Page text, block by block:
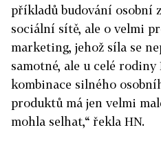
příkladů budování osobní
sociální sítě, ale o velmi
marketing, jehož síla se
samotné, ale u celé rodiny
kombinace silného
produktů má jen velmi
mohla selhat,“ řekla HN.